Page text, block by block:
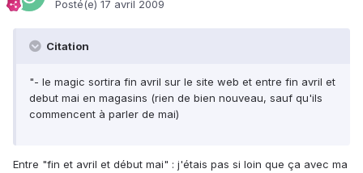
Posté(e) 17 avril 2009
Citation
"- le magic sortira fin avril sur le site web et entre fin avril et
debut mai en magasins (rien de bien nouveau, sauf qu'ils
commencent à parler de mai)
Entre "fin et avril et début mai" : j'étais pas si loin que ça avec ma